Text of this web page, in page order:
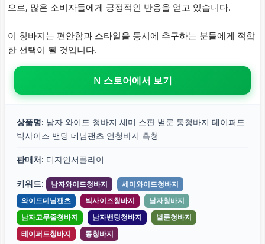
으로, 많은 소비자들에게 긍정적인 반응을 얻고 있습니다.
이 청바지는 편안함과 스타일을 동시에 추구하는 분들에게 적합
한 선택이 될 것입니다.
N 스토어에서 보기
상품명: 남자 와이드 청바지 세미 스판 벌룬 통청바지 테이퍼드
빅사이즈 밴딩 데님팬츠 연청바지 흑청
판매처: 디자인서플라이
키워드: 남자와이드청바지
세미와이드청바지
와이드데님팬츠
빅사이즈청바지
남자청바지
남자고무줄청바지
남자밴딩청바지
벌룬청바지
테이퍼드청바지
통청바지